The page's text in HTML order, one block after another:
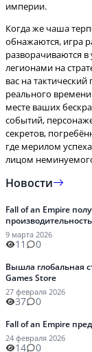
Когда же чаша
обнажаются, игра
разворачиваются
легионами на
вас на
реального
месте ваших
событий,
секретов,
где мерилом
лицом
Новости
Fall of an Empire
производительность
9 марта 2026
11 0
Вышла глобальная
Games Store
27 февраля 2026
37 0
Fall of an Empire
24 февраля 2026
14 0